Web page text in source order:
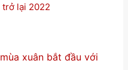
trở lại 2022
xuân bắt đầu với